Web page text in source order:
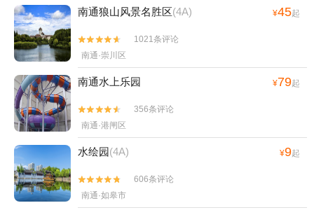
南通狼山风景名胜区(4A) ¥45起


1021条评论
南通·崇川区
南通水上乐园 ¥79起


356条评论
南通·港闸区
水绘园(4A) ¥9起


606条评论
南通·如皋市